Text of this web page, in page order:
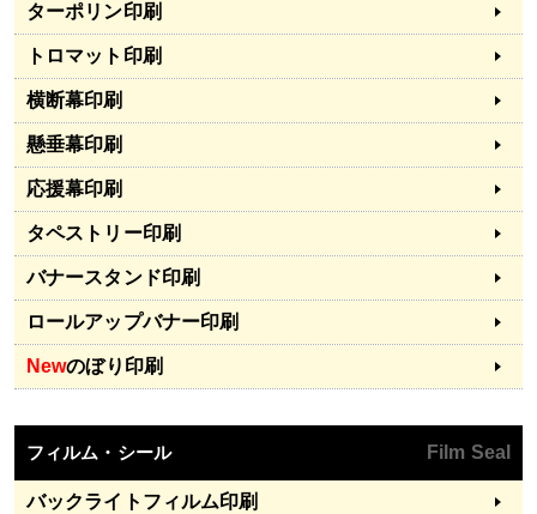
ターポリン印刷
トロマット印刷
横断幕印刷
懸垂幕印刷
応援幕印刷
タペストリー印刷
バナースタンド印刷
ロールアップバナー印刷
Newのぼり印刷
フィルム・シール Film Seal
バックライトフィルム印刷